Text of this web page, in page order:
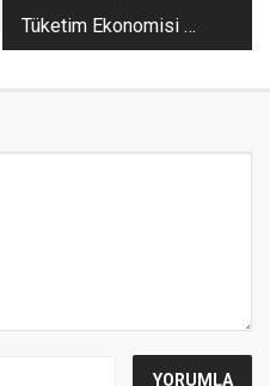
Tüketim Ekonomisi ve
İklim Değişikliği